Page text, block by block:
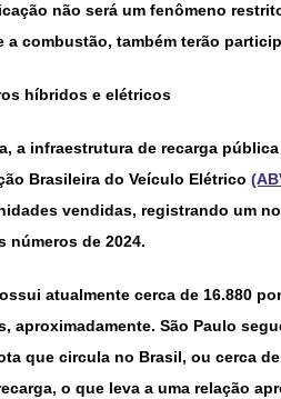
não será um fenômeno
combustão, também terão
híbridos e elétricos
a infraestrutura de recarga
Brasileira do Veículo Elétrico
vendidas, registrando um
números de 2024.
atualmente cerca de 16.880
aproximadamente. São Paulo
que circula no Brasil, ou cerca
o que leva a uma relação